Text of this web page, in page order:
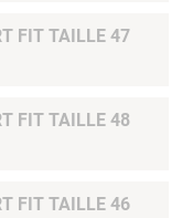
FIT TAILLE 47
FIT TAILLE 48
FIT TAILLE 46